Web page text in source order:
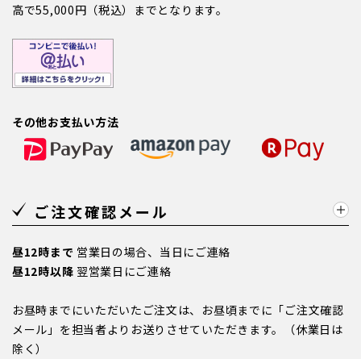
高で55,000円（税込）までとなります。
その他お支払い方法
ご注文確認メール
昼12時まで 営業日の場合、当日にご連絡
昼12時以降 翌営業日にご連絡
お昼時までにいただいたご注文は、お昼頃までに「ご注文確認
メール」を担当者よりお送りさせていただきます。（休業日は
除く）